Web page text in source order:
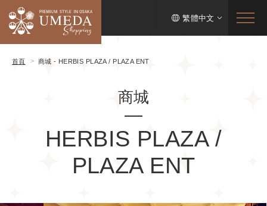
繁體中文
首頁 商城 - HERBIS PLAZA / PLAZA ENT
商城
HERBIS PLAZA /
PLAZA ENT